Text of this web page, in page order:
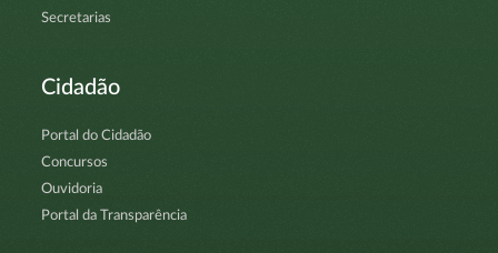
Secretarias
Cidadão
Portal do Cidadão
Concursos
Ouvidoria
Portal da Transparência